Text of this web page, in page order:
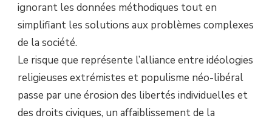
ignorant les données méthodiques tout en
simplifiant les solutions aux problèmes complexes
de la société.
Le risque que représente l’alliance entre idéologies
religieuses extrémistes et populisme néo-libéral
passe par une érosion des libertés individuelles et
des droits civiques, un affaiblissement de la